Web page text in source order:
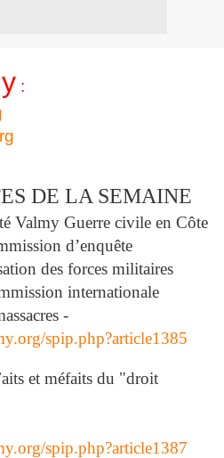
:
DE LA SEMAINE
Valmy Guerre civile en Côte
d’enquête
des forces militaires
internationale
-
spip.php?article1385
et méfaits du "droit
spip.php?article1387